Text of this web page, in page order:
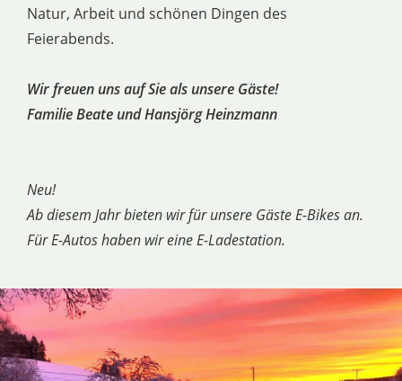
Natur, Arbeit und schönen Dingen des
Feierabends.
Wir freuen uns auf Sie als unsere Gäste!
Familie Beate und Hansjörg Heinzmann
Neu!
Ab diesem Jahr bieten wir für unsere Gäste E-Bikes an.
Für E-Autos haben wir eine E-Ladestation.